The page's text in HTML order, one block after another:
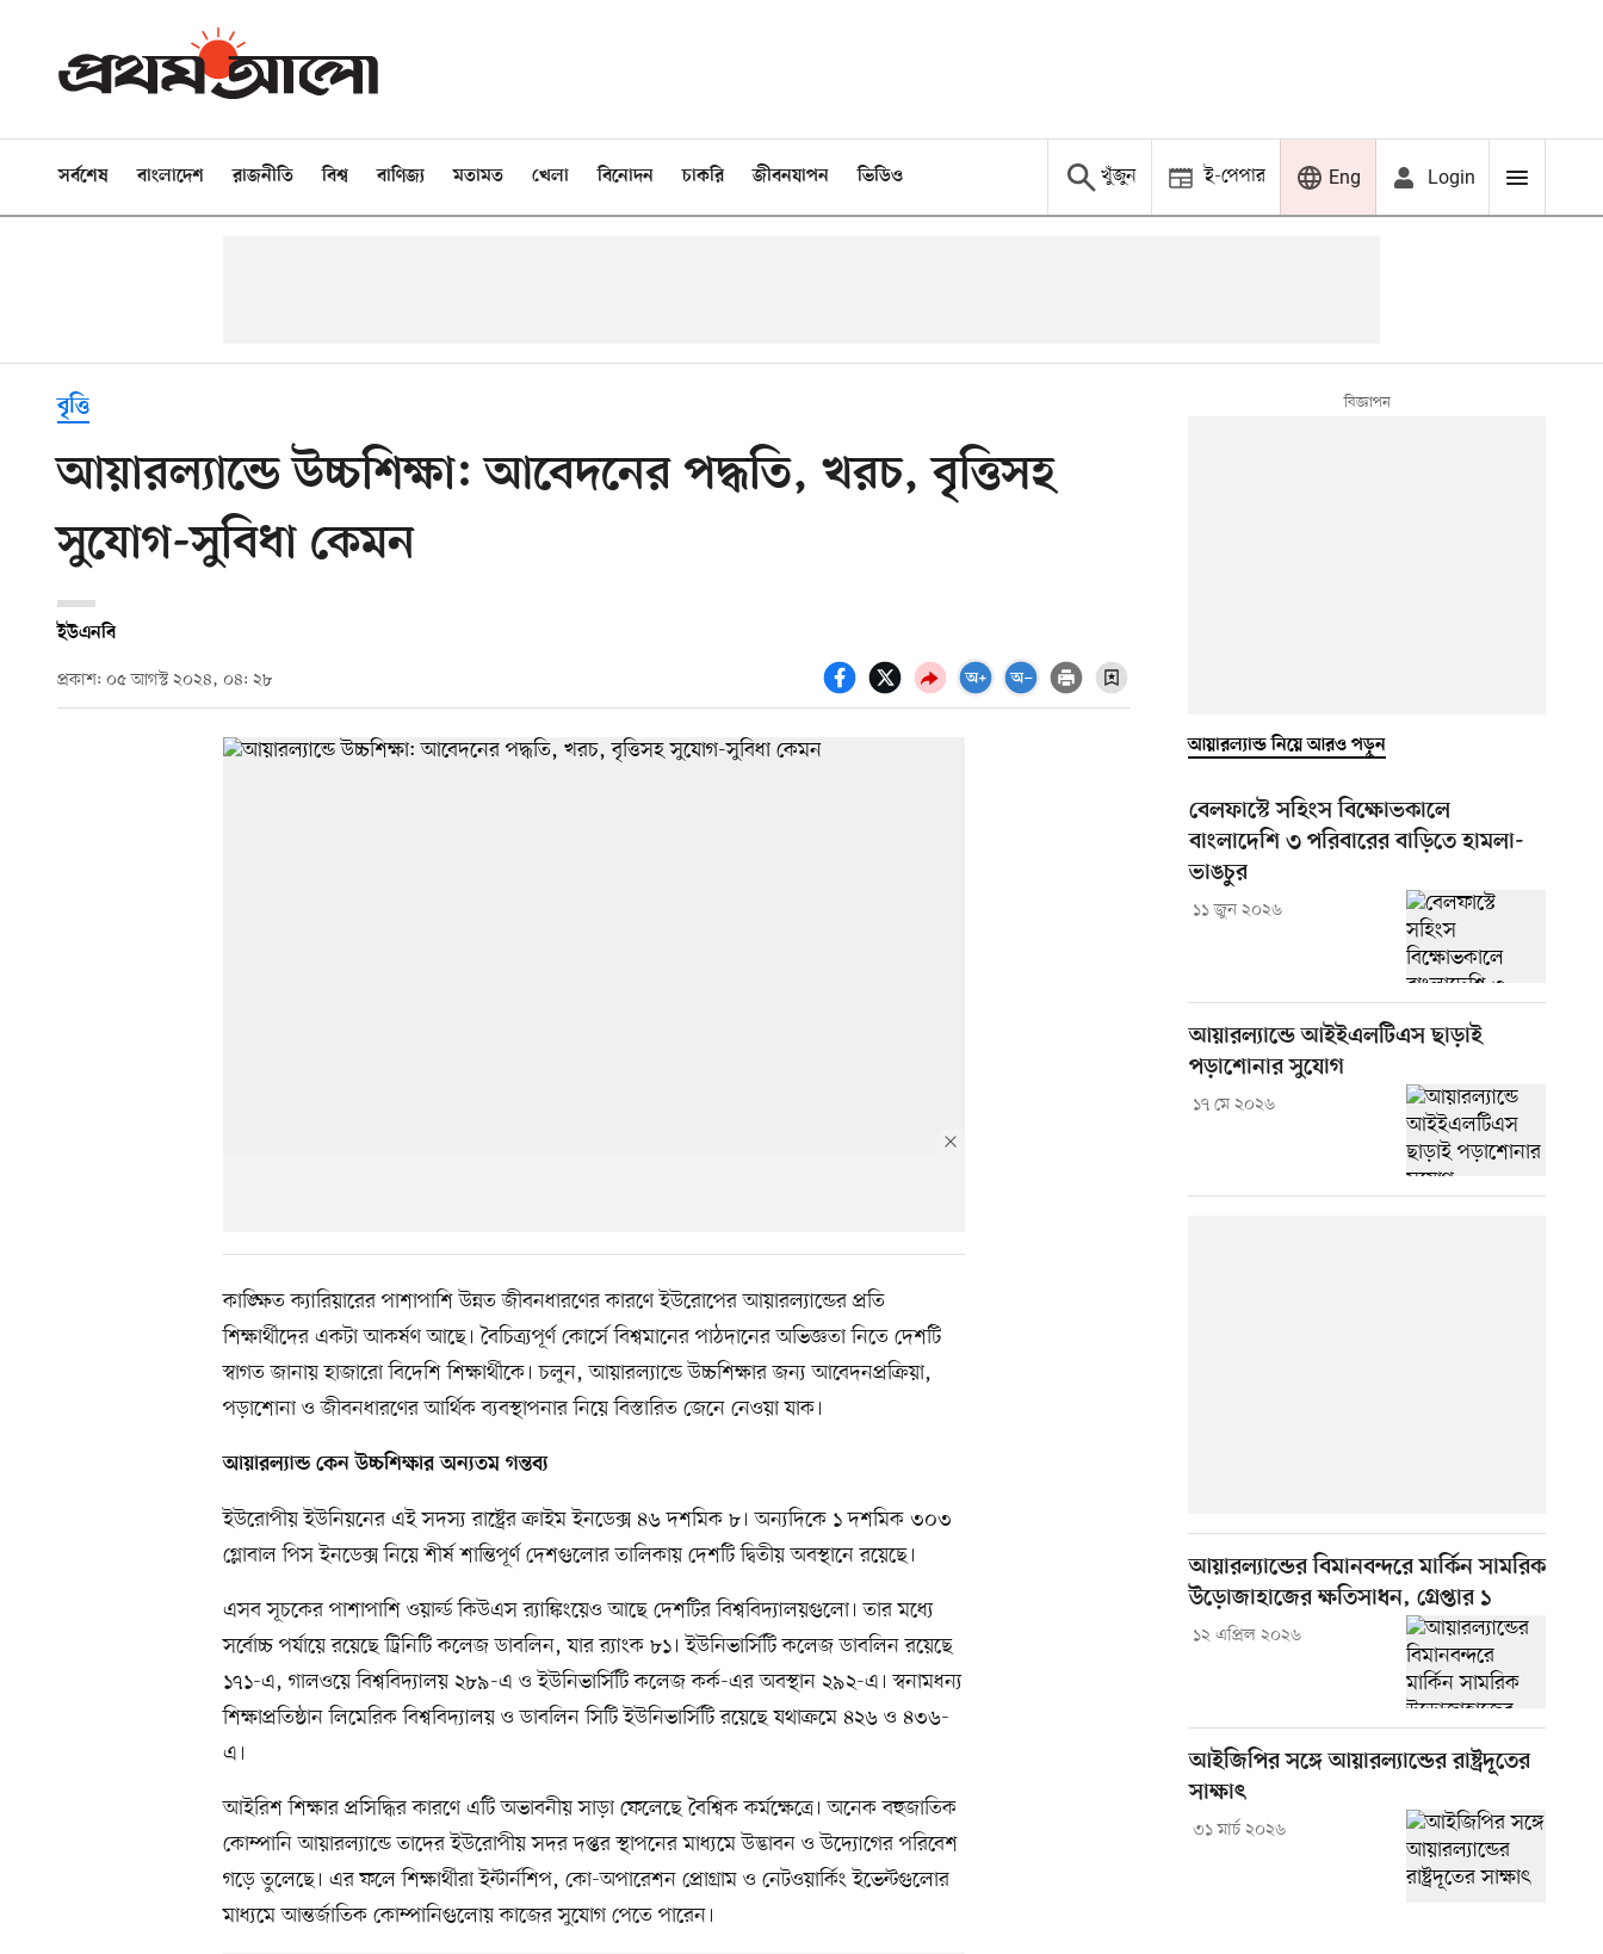
সর্বশেষ বাংলাদেশ রাজনীতি বিশ্ব বাণিজ্য মতামত খেলা বিনোদন চাকরি জীবনযাপন ভিডিও খুঁজুন ই-পেপার Eng Login
বৃত্তি
আয়ারল্যান্ডে উচ্চশিক্ষা: আবেদনের পদ্ধতি, খরচ, বৃত্তিসহ
সুযোগ-সুবিধা কেমন
ইউএনবি
প্রকাশ: ০৫ আগস্ট ২০২৪, ০৪: ২৮
কাঙ্ক্ষিত ক্যারিয়ারের পাশাপাশি উন্নত জীবনধারণের কারণে ইউরোপের আয়ারল্যান্ডের প্রতি
শিক্ষার্থীদের একটা আকর্ষণ আছে। বৈচিত্র্যপূর্ণ কোর্সে বিশ্বমানের পাঠদানের অভিজ্ঞতা নিতে দেশটি
স্বাগত জানায় হাজারো বিদেশি শিক্ষার্থীকে। চলুন, আয়ারল্যান্ডে উচ্চশিক্ষার জন্য আবেদনপ্রক্রিয়া,
পড়াশোনা ও জীবনধারণের আর্থিক ব্যবস্থাপনার নিয়ে বিস্তারিত জেনে নেওয়া যাক।
আয়ারল্যান্ড কেন উচ্চশিক্ষার অন্যতম গন্তব্য
ইউরোপীয় ইউনিয়নের এই সদস্য রাষ্ট্রের ক্রাইম ইনডেক্স ৪৬ দশমিক ৮। অন্যদিকে ১ দশমিক ৩০৩
গ্লোবাল পিস ইনডেক্স নিয়ে শীর্ষ শান্তিপূর্ণ দেশগুলোর তালিকায় দেশটি দ্বিতীয় অবস্থানে রয়েছে।
এসব সূচকের পাশাপাশি ওয়ার্ল্ড কিউএস র‍্যাঙ্কিংয়েও আছে দেশটির বিশ্ববিদ্যালয়গুলো। তার মধ্যে
সর্বোচ্চ পর্যায়ে রয়েছে ট্রিনিটি কলেজ ডাবলিন, যার র‍্যাংক ৮১। ইউনিভার্সিটি কলেজ ডাবলিন রয়েছে
১৭১-এ, গালওয়ে বিশ্ববিদ্যালয় ২৮৯-এ ও ইউনিভার্সিটি কলেজ কর্ক-এর অবস্থান ২৯২-এ। স্বনামধন্য
শিক্ষাপ্রতিষ্ঠান লিমেরিক বিশ্ববিদ্যালয় ও ডাবলিন সিটি ইউনিভার্সিটি রয়েছে যথাক্রমে ৪২৬ ও ৪৩৬-
এ।
আইরিশ শিক্ষার প্রসিদ্ধির কারণে এটি অভাবনীয় সাড়া ফেলেছে বৈশ্বিক কর্মক্ষেত্রে। অনেক বহুজাতিক
কোম্পানি আয়ারল্যান্ডে তাদের ইউরোপীয় সদর দপ্তর স্থাপনের মাধ্যমে উদ্ভাবন ও উদ্যোগের পরিবেশ
গড়ে তুলেছে। এর ফলে শিক্ষার্থীরা ইন্টার্নশিপ, কো-অপারেশন প্রোগ্রাম ও নেটওয়ার্কিং ইভেন্টগুলোর
মাধ্যমে আন্তর্জাতিক কোম্পানিগুলোয় কাজের সুযোগ পেতে পারেন।
আয়ারল্যান্ড নিয়ে আরও পড়ুন
বেলফাস্টে সহিংস বিক্ষোভকালে
বাংলাদেশি ৩ পরিবারের বাড়িতে হামলা-
ভাঙচুর
১১ জুন ২০২৬
আয়ারল্যান্ডে আইইএলটিএস ছাড়াই
পড়াশোনার সুযোগ
১৭ মে ২০২৬
আয়ারল্যান্ডের বিমানবন্দরে মার্কিন সামরিক
উড়োজাহাজের ক্ষতিসাধন, গ্রেপ্তার ১
১২ এপ্রিল ২০২৬
আইজিপির সঙ্গে আয়ারল্যান্ডের রাষ্ট্রদূতের
সাক্ষাৎ
৩১ মার্চ ২০২৬